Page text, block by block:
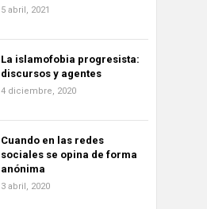
5 abril, 2021
La islamofobia progresista:
discursos y agentes
4 diciembre, 2020
Cuando en las redes
sociales se opina de forma
anónima
3 abril, 2020